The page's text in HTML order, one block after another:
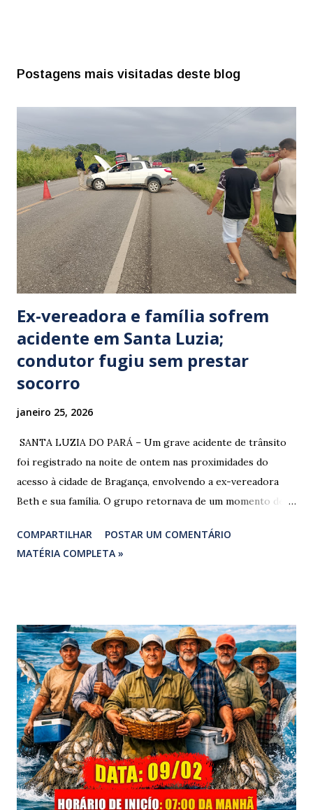
Postagens mais visitadas deste blog
Ex-vereadora e família sofrem
acidente em Santa Luzia;
condutor fugiu sem prestar
socorro
janeiro 25, 2026
​ SANTA LUZIA DO PARÁ – Um grave acidente de trânsito
foi registrado na noite de ontem nas proximidades do
acesso à cidade de Bragança, envolvendo a ex-vereadora
Beth e sua família. O grupo retornava de um momento de
vereadora e irmão dos ex-vereadores de Bragança, Mauro
Rodrigues e Zeca Rodrigues , estava voltando do
família foi atingido por uma caminhonete. O condutor da
mesma apresentava sinais visíveis de embriaguez, e
diversas latas de bebidas alcoólicas foram avistadas no
interior do veículo. O motorista, identificado por
moradores locais como irmão do vereador "Neguinho do
Coco", de Santa Luzia do Pará, evadiu-se do local sem
prestar assistência às vítimas. ​Atendimento e Danos ​A
Polícia Rodoviária Federal (PRF) foi acionada para atender a
ocorrênc...
COMPARTILHAR
POSTAR UM COMENTÁRIO
MATÉRIA COMPLETA »